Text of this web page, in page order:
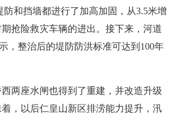
和挡墙都进行了加高加固，从3.5米增
抢险救灾车辆的进出。接下来，河道
，整治后的堤防防洪标准可达到100年
座水闸也得到了重建，并改造升级
，以后仁皇山新区排涝能力提升，汛